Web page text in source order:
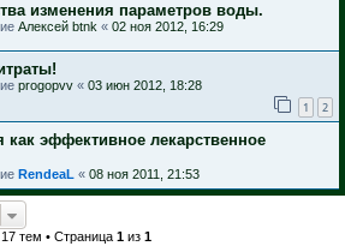
изменения параметров воды.
Алексей btnk « 02 ноя 2012, 16:29
progopvv « 03 июн 2012, 18:28
1 2
эффективное лекарственное
RendeaL « 08 ноя 2011, 21:53
17 тем • Страница 1из 1